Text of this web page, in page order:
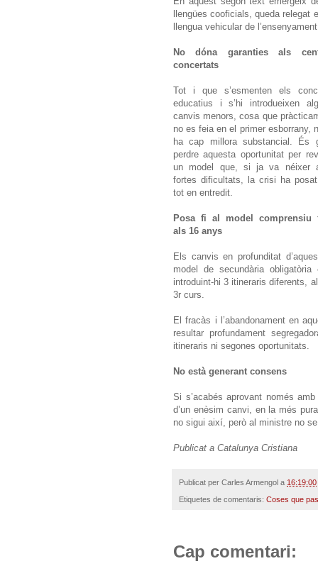
llengües cooficials, queda relegat
llengua vehicular de
No dóna garanties als
concertats
Tot i que s’esmenten els
educatius i s’hi introdueixen
canvis menors, cosa que
no es feia en el primer esborrany,
ha cap millora substancial. És
perdre aquesta oportunitat per
un model que, si ja va néixer
fortes dificultats, la crisi ha posat
tot en entredit.
Posa fi al model comprensiu
als 16 anys
Els canvis en profunditat
model de secundària
introduint-hi 3 itineraris diferents,
3r curs.
El fracàs i l’abandonament en
resultar profundament
itineraris ni segones oportunitats.
No està generant consens
Si s’acabés aprovant només
d’un enèsim canvi, en la més
no sigui així, però al ministre no
Publicat a Catalunya Cristiana
Publicat per Carles Armengol a 16:19:00
Etiquetes de comentaris: Coses que
Cap comentari: